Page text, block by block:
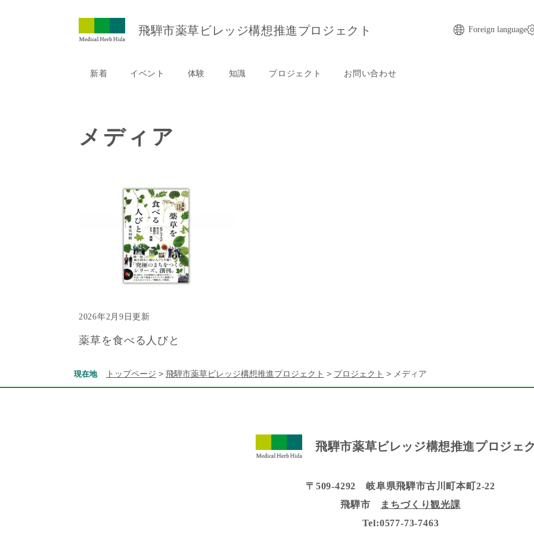
飛騨市薬草ビレッジ構想推進プロジェクト Foreign language
新着 イベント 体験 知識 プロジェクト お問い合わせ
現在地 トップページ > 飛騨市薬草ビレッジ構想推進プロジェクト > プロジェクト > メディア
メディア
2026年2月9日更新
薬草を食べる人びと
飛騨市薬草ビレッジ構想推進プロジェ
〒509-4292 岐阜県飛騨市古川町本町2-22
飛騨市
まちづくり観光課
Tel:0577-73-7463